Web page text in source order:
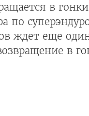
в
по
ждет еще
в